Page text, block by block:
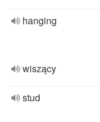
hanging
wiszący
stud